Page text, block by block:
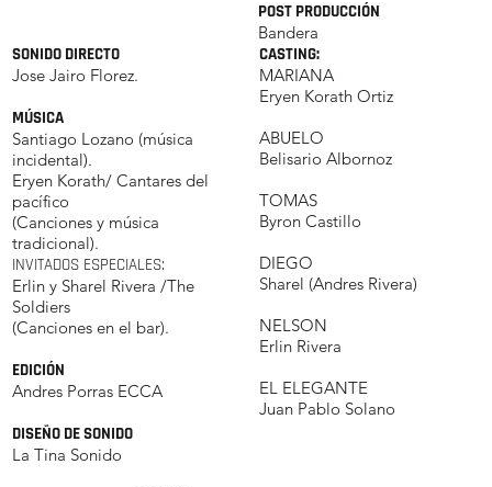
POST PRODUCCIÓN
Bandera
SONIDO DIRECTO
Jose Jairo Florez.
MÚSICA
Santiago Lozano (música
incidental).
Eryen Korath/ Cantares del
pacífico
(Canciones y música
tradicional).
INVITADOS ESPECIALES:
Erlin y Sharel Rivera /The
Soldiers
(Canciones en el bar).
EDICIÓN
Andres Porras ECCA
DISEÑO DE SONIDO
La Tina Sonido
CASTING:
MARIANA
Eryen Korath Ortiz
ABUELO
Belisario Albornoz
TOMAS
Byron Castillo
DIEGO
Sharel (Andres Rivera)
NELSON
Erlin Rivera
EL ELEGANTE
Juan Pablo Solano